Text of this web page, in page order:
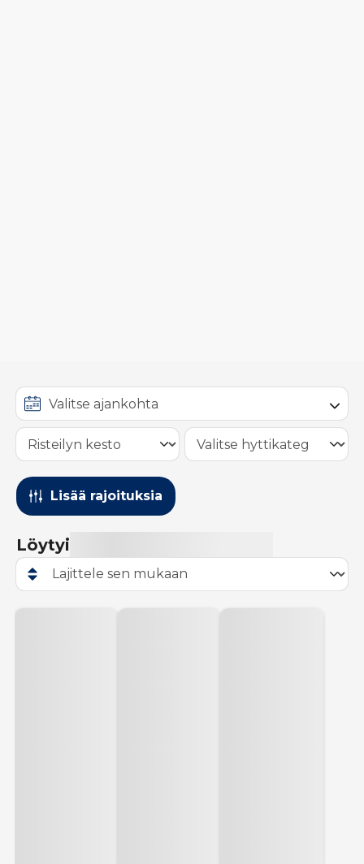
Lisää rajoituksia
Löytyi